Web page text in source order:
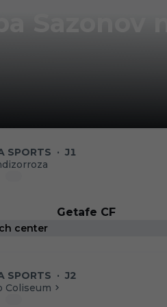
un gran
SPORTS · J1
Getafe CF
center
SPORTS · J2
Coliseum